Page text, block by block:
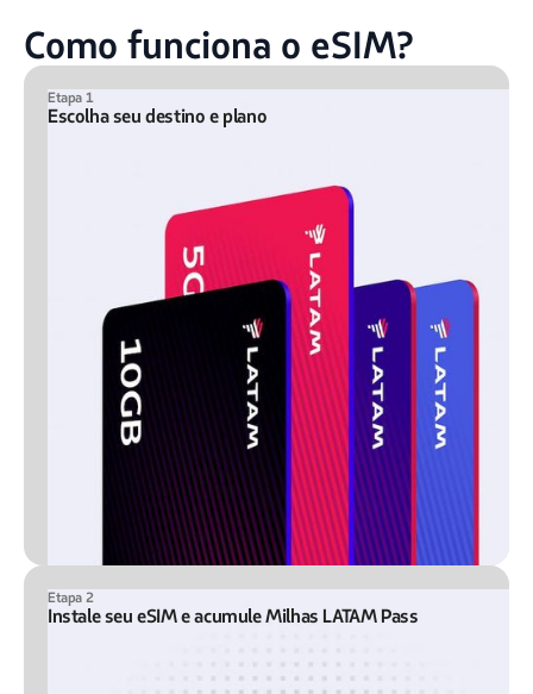
Como funciona o eSIM?
Etapa 1
Escolha seu destino e plano
Etapa 2
Instale seu eSIM e acumule Milhas LATAM Pass